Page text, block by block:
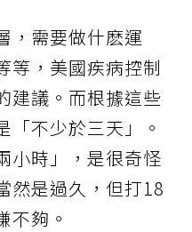
，需要做什麽運
等，美國疾病控制
建議。而根據這些
「不少於三天」。
小時」，是很奇怪
然是過久，但打18
不夠。